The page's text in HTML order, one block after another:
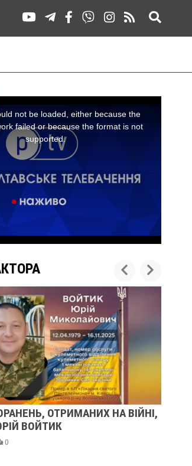
ПОПРОЩАЛИСЯ ІЗ ВІЙСЬКОВИМИ
КАРЕНГІНИМ ТА ОЛЕГОМ